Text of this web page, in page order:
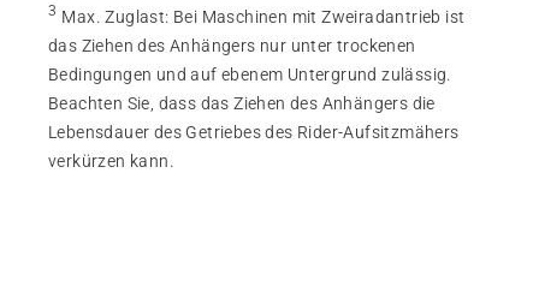
3 Max. Zuglast: Bei Maschinen mit Zweiradantrieb ist
das Ziehen des Anhängers nur unter trockenen
Bedingungen und auf ebenem Untergrund zulässig.
Beachten Sie, dass das Ziehen des Anhängers die
Lebensdauer des Getriebes des Rider-Aufsitzmähers
verkürzen kann.